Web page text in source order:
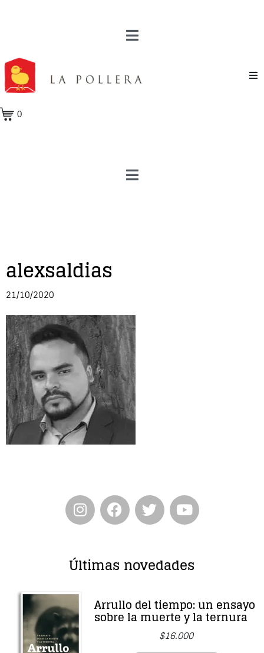
0
alexsaldias
21/10/2020
Últimas novedades
Arrullo del tiempo: un ensayo
sobre la muerte y la ternura
$16.000